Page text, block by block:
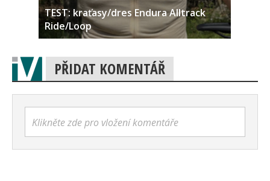
TEST: kraťasy/dres Endura Alltrack
Ride/Loop
PŘIDAT KOMENTÁŘ
Klikněte zde pro vložení komentáře